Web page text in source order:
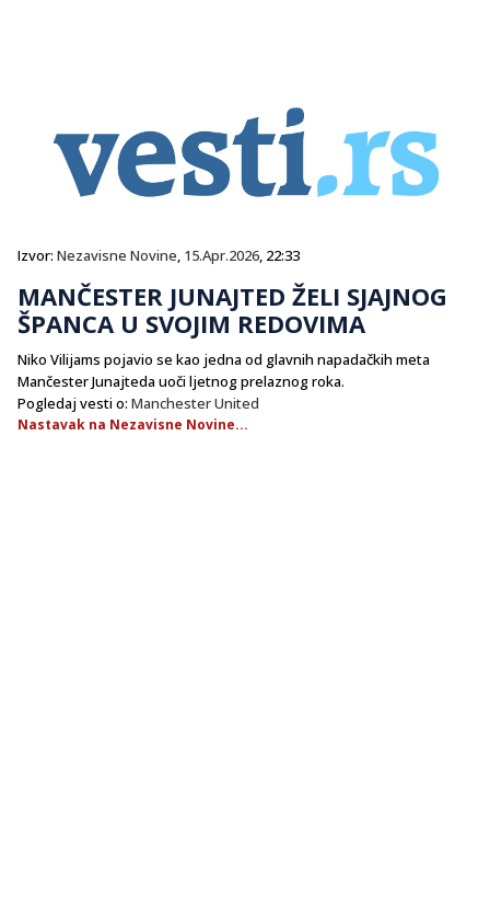
Izvor: Nezavisne Novine, 15.Apr.2026, 22:33
MANČESTER JUNAJTED ŽELI SJAJNOG
ŠPANCA U SVOJIM REDOVIMA
Niko Vilijams pojavio se kao jedna od glavnih napadačkih meta
Mančester Junajteda uoči ljetnog prelaznog roka.
Pogledaj vesti o: Manchester United
Nastavak na Nezavisne Novine...